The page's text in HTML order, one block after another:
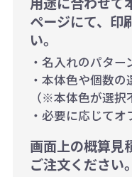
ページにて、印
い。
・名入れのパター
・本体色や個数の
（※本体色が選択
・必要に応じて
画面上の概算見
ご注文ください。